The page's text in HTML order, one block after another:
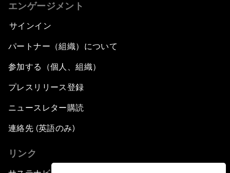
エンゲージメント
サインイン
パートナー（組織）について
参加する（個人、組織）
プレスリリース登録
ニュースレター購読
連絡先 (英語のみ)
リンク